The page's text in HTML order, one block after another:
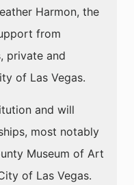
Harmon, the
from
private and
of Las Vegas.
and will
most notably
Museum of Art
of Las Vegas.